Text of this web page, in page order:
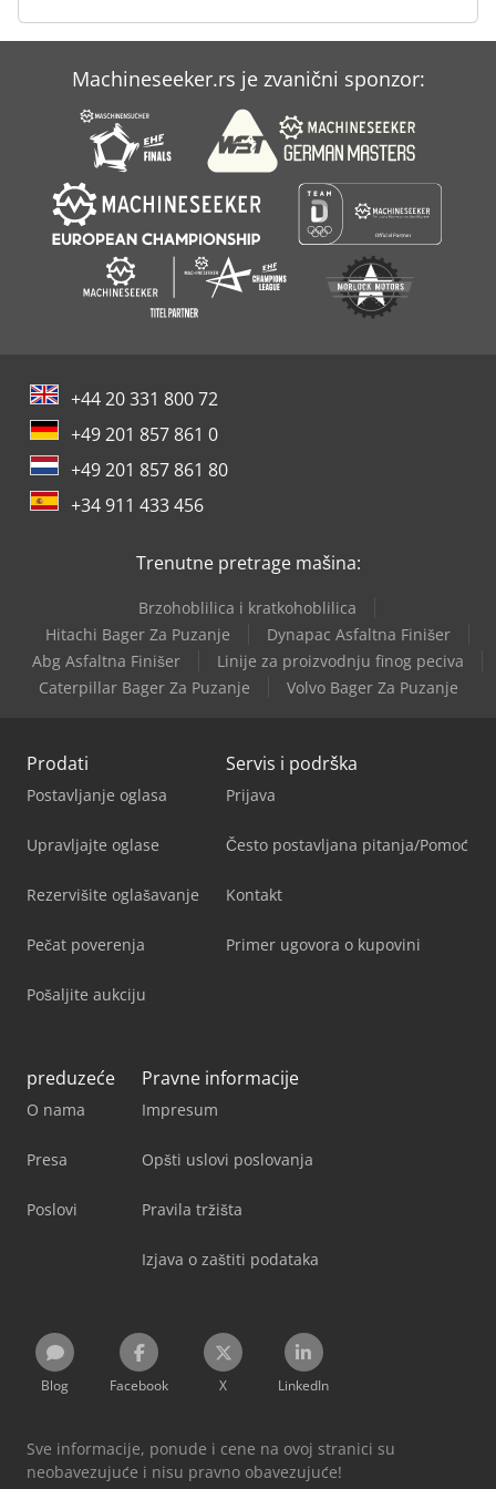
Case Ih Mxm 130
Case Ih Puma 180
Case Ih Puma 225 Cvx
Machineseeker.rs je zvanični sponzor:
+44 20 331 800 72
+49 201 857 861 0
+49 201 857 861 80
+34 911 433 456
Trenutne pretrage mašina:
Brzohoblilica i kratkohoblilica
Hitachi Bager Za Puzanje
Dynapac Asfaltna Finišer
Abg Asfaltna Finišer
Linije za proizvodnju finog peciva
Caterpillar Bager Za Puzanje
Volvo Bager Za Puzanje
Prodati
Postavljanje oglasa
Upravljajte oglase
Rezervišite oglašavanje
Pečat poverenja
Pošaljite aukciju
Servis i podrška
Prijava
Često postavljana pitanja/Pomoć
Kontakt
Primer ugovora o kupovini
preduzeće
O nama
Presa
Poslovi
Pravne informacije
Impresum
Opšti uslovi poslovanja
Pravila tržišta
Izjava o zaštiti podataka
Blog Facebook X LinkedIn
Sve informacije, ponude i cene na ovoj stranici su
neobavezujuće i nisu pravno obavezujuće!